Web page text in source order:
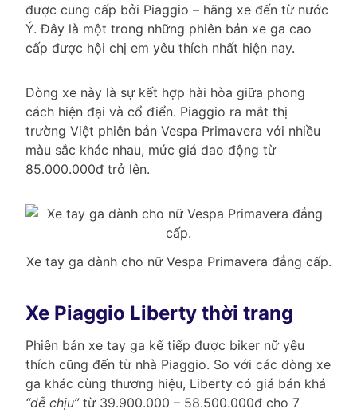
được cung cấp bởi Piaggio – hãng xe đến từ nước
Ý. Đây là một trong những phiên bản xe ga cao
cấp được hội chị em yêu thích nhất hiện nay.
Dòng xe này là sự kết hợp hài hòa giữa phong
cách hiện đại và cổ điển. Piaggio ra mắt thị
trường Việt phiên bản Vespa Primavera với nhiều
màu sắc khác nhau, mức giá dao động từ
85.000.000đ trở lên.
Xe tay ga dành cho nữ Vespa Primavera đẳng cấp.
Xe Piaggio Liberty thời trang
Phiên bản xe tay ga kế tiếp được biker nữ yêu
thích cũng đến từ nhà Piaggio. So với các dòng xe
ga khác cùng thương hiệu, Liberty có giá bán khá
“dễ chịu”từ 39.900.000 – 58.500.000đ cho 7